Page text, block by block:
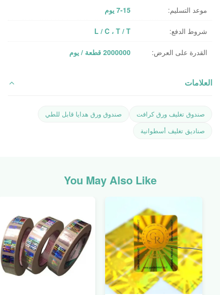
موعد التسليم: 7-15 يوم
شروط الدفع: L / C ، T / T
القدرة على العرض: 2000000 قطعة / يوم
العلامات
صندوق تغليف ورق كرافت
صندوق ورق هدايا قابل للطي
صناديق تغليف أسطوانية
You May Also Like